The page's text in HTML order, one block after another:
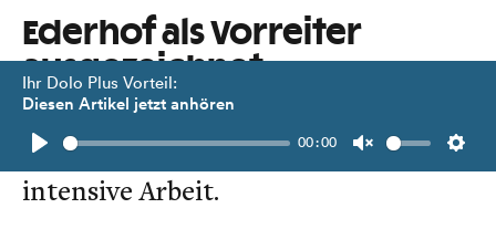
Ihr Dolo Plus Vorteil:
Diesen Artikel jetzt anhören
Play
00:00
Unmute
Ederhof als Vorreiter
ausgezeichnet
Zertifikate für Qualitätsmanagement
in der Krankenanstalt belohnen die
intensive Arbeit.